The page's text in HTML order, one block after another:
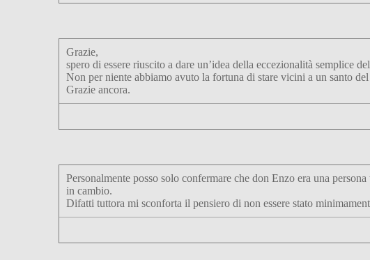
Grazie,
spero di essere riuscito a dare un’idea della eccezionalità semplice
Non per niente abbiamo avuto la fortuna di stare vicini a un santo
Grazie ancora.
Personalmente posso solo confermare che don Enzo era una
in cambio.
Difatti tuttora mi sconforta il pensiero di non essere stato